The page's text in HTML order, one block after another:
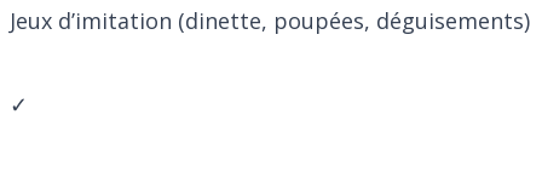
Jeux d’imitation (dinette, poupées, déguisements)
✓